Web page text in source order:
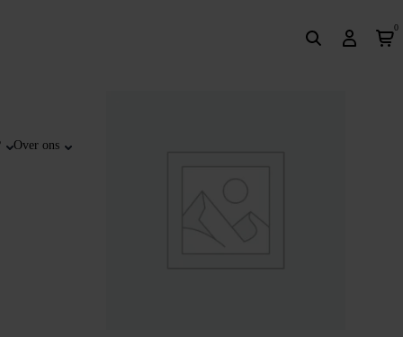
Over ons
0